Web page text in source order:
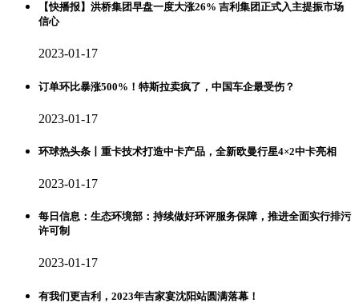
【快播报】洪桥集团早盘一度大涨26% 吉利集团正式入主提振市场
信心
2023-01-17
订单环比暴涨500%！特斯拉卖疯了，中国车企最受伤？
2023-01-17
环球热头条丨重卡技术打造中卡产品，全新欧曼行星4×2中卡亮相
2023-01-17
每日信息：生态环境部：持续做好环评服务保障，推进全面实行排污
许可制
2023-01-17
有我们更吉利，2023年吉家宴沈阳站圆满落幕！